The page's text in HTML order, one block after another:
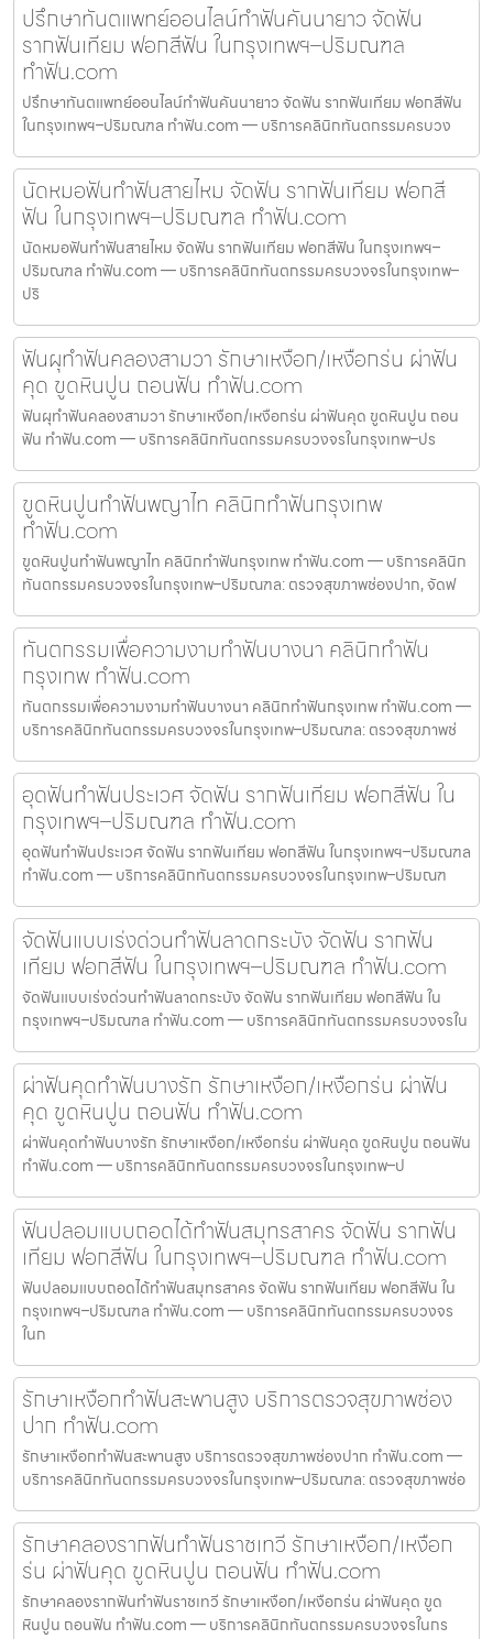
ปรึกษาทันตแพทย์ออนไลน์ทำฟันคันนายาว จัดฟัน
รากฟันเทียม ฟอกสีฟัน ในกรุงเทพฯ–ปริมณฑล
ทำฟัน.com
ปรึกษาทันตแพทย์ออนไลน์ทำฟันคันนายาว จัดฟัน รากฟันเทียม ฟอกสีฟัน
ในกรุงเทพฯ–ปริมณฑล ทำฟัน.com — บริการคลินิกทันตกรรมครบวง
นัดหมอฟันทำฟันสายไหม จัดฟัน รากฟันเทียม ฟอกสี
ฟัน ในกรุงเทพฯ–ปริมณฑล ทำฟัน.com
นัดหมอฟันทำฟันสายไหม จัดฟัน รากฟันเทียม ฟอกสีฟัน ในกรุงเทพฯ–
ปริมณฑล ทำฟัน.com — บริการคลินิกทันตกรรมครบวงจรในกรุงเทพ–
ปริ
ฟันผุทำฟันคลองสามวา รักษาเหงือก/เหงือกร่น ผ่าฟัน
คุด ขูดหินปูน ถอนฟัน ทำฟัน.com
ฟันผุทำฟันคลองสามวา รักษาเหงือก/เหงือกร่น ผ่าฟันคุด ขูดหินปูน ถอน
ฟัน ทำฟัน.com — บริการคลินิกทันตกรรมครบวงจรในกรุงเทพ–ปร
ขูดหินปูนทำฟันพญาไท คลินิกทำฟันกรุงเทพ
ทำฟัน.com
ขูดหินปูนทำฟันพญาไท คลินิกทำฟันกรุงเทพ ทำฟัน.com — บริการคลินิก
ทันตกรรมครบวงจรในกรุงเทพ–ปริมณฑล: ตรวจสุขภาพช่องปาก, จัดฟ
ทันตกรรมเพื่อความงามทำฟันบางนา คลินิกทำฟัน
กรุงเทพ ทำฟัน.com
ทันตกรรมเพื่อความงามทำฟันบางนา คลินิกทำฟันกรุงเทพ ทำฟัน.com —
บริการคลินิกทันตกรรมครบวงจรในกรุงเทพ–ปริมณฑล: ตรวจสุขภาพช่
อุดฟันทำฟันประเวศ จัดฟัน รากฟันเทียม ฟอกสีฟัน ใน
กรุงเทพฯ–ปริมณฑล ทำฟัน.com
อุดฟันทำฟันประเวศ จัดฟัน รากฟันเทียม ฟอกสีฟัน ในกรุงเทพฯ–ปริมณฑล
ทำฟัน.com — บริการคลินิกทันตกรรมครบวงจรในกรุงเทพ–ปริมณฑ
จัดฟันแบบเร่งด่วนทำฟันลาดกระบัง จัดฟัน รากฟัน
เทียม ฟอกสีฟัน ในกรุงเทพฯ–ปริมณฑล ทำฟัน.com
จัดฟันแบบเร่งด่วนทำฟันลาดกระบัง จัดฟัน รากฟันเทียม ฟอกสีฟัน ใน
กรุงเทพฯ–ปริมณฑล ทำฟัน.com — บริการคลินิกทันตกรรมครบวงจรใน
ผ่าฟันคุดทำฟันบางรัก รักษาเหงือก/เหงือกร่น ผ่าฟัน
คุด ขูดหินปูน ถอนฟัน ทำฟัน.com
ผ่าฟันคุดทำฟันบางรัก รักษาเหงือก/เหงือกร่น ผ่าฟันคุด ขูดหินปูน ถอนฟัน
ทำฟัน.com — บริการคลินิกทันตกรรมครบวงจรในกรุงเทพ–ป
ฟันปลอมแบบถอดได้ทำฟันสมุทรสาคร จัดฟัน รากฟัน
เทียม ฟอกสีฟัน ในกรุงเทพฯ–ปริมณฑล ทำฟัน.com
ฟันปลอมแบบถอดได้ทำฟันสมุทรสาคร จัดฟัน รากฟันเทียม ฟอกสีฟัน ใน
กรุงเทพฯ–ปริมณฑล ทำฟัน.com — บริการคลินิกทันตกรรมครบวงจร
ในก
รักษาเหงือกทำฟันสะพานสูง บริการตรวจสุขภาพช่อง
ปาก ทำฟัน.com
รักษาเหงือกทำฟันสะพานสูง บริการตรวจสุขภาพช่องปาก ทำฟัน.com —
บริการคลินิกทันตกรรมครบวงจรในกรุงเทพ–ปริมณฑล: ตรวจสุขภาพช่อ
รักษาคลองรากฟันทำฟันราชเทวี รักษาเหงือก/เหงือก
ร่น ผ่าฟันคุด ขูดหินปูน ถอนฟัน ทำฟัน.com
รักษาคลองรากฟันทำฟันราชเทวี รักษาเหงือก/เหงือกร่น ผ่าฟันคุด ขูด
หินปูน ถอนฟัน ทำฟัน.com — บริการคลินิกทันตกรรมครบวงจรในกร